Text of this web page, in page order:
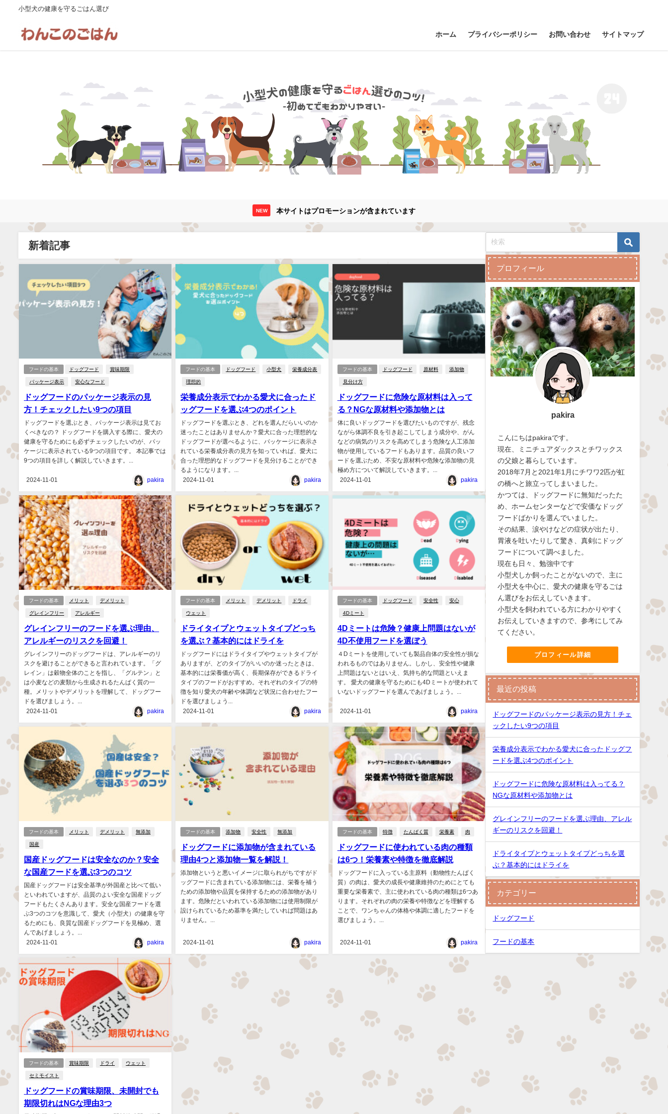
小型犬の健康を守るごはん選び
ホーム プライバシーポリシー お問い合わせ サイトマップ
NEW 本サイトはプロモーションが含まれています
新着記事
フードの基本 ドッグフード 賞味期限
パッケージ表示 安心なフード
ドッグフードのパッケージ表示の見
方！チェックしたい9つの項目
ドッグフードを選ぶとき、パッケージ表示は見てお
くべきなの？ ドッグフードを購入する際に、愛犬の
健康を守るためにも必ずチェックしたいのが、パッ
ケージに表示されている9つの項目です。 本記事では
9つの項目を詳しく解説していきます。...
2024-11-01 pakira
フードの基本 ドッグフード 小型犬 栄養成分表
理想的
栄養成分表示でわかる愛犬に合ったド
ッグフードを選ぶ4つのポイント
ドッグフードを選ぶとき、どれを選んだらいいのか
迷ったことはありませんか？愛犬に合った理想的な
ドッグフードが選べるように、パッケージに表示さ
れている栄養成分表の見方を知っていれば、愛犬に
合った理想的なドッグフードを見分けることができ
るようになります。...
2024-11-01
pakira
フードの基本 ドッグフード 原材料 添加物
見分け方
ドッグフードに危険な原材料は入って
る？NGな原材料や添加物とは
体に良いドッグフードを選びたいものですが、残念
ながら体調不良を引き起こしてしまう成分や、がん
などの病気のリスクを高めてしまう危険な人工添加
物が使用しているフードもあります。品質の良いフ
ードを選ぶため、不安な原材料や危険な添加物の見
極め方について解説していきます。...
2024-11-01
pakira
フードの基本 メリット デメリット
グレインフリー アレルギー
グレインフリーのフードを選ぶ理由、
アレルギーのリスクを回避！
グレインフリーのドッグフードは、アレルギーのリ
スクを避けることができると言われています。「グ
レイン」は穀物全体のことを指し、「グルテン」と
は小麦などの麦類から生成されるたんぱく質の一
種。メリットやデメリットを理解して、ドッグフー
ドを選びましょう。...
2024-11-01
pakira
フードの基本 メリット デメリット ドライ
ウェット
ドライタイプとウェットタイプどっち
を選ぶ？基本的にはドライを
ドッグフードにはドライタイプやウェットタイプが
ありますが、どのタイプがいいのか迷ったときは、
基本的には栄養価が高く、長期保存ができるドライ
タイプのフードがおすすめ。それぞれのタイプの特
徴を知り愛犬の年齢や体調など状況に合わせたフー
ドを選びましょう...
2024-11-01
pakira
フードの基本 ドッグフード 安全性 安心
4Dミート
4Dミートは危険？健康上問題はないが
4D不使用フードを選ぼう
４Dミートを使用していても製品自体の安全性が損な
われるものではありません。しかし、安全性や健康
上問題はないとはいえ、気持ち的な問題といえま
す。 愛犬の健康を守るためにも4Dミートが使われて
いないドッグフードを選んであげましょう。...
2024-11-01 pakira
フードの基本 メリット デメリット 無添加
国産
国産ドッグフードは安全なのか？安全
な国産フードを選ぶ3つのコツ
国産ドッグフードは安全基準が外国産と比べて低い
といわれていますが、品質のよい安全な国産ドッグ
フードもたくさんあります。安全な国産フードを選
ぶ3つのコツを意識して、愛犬（小型犬）の健康を守
るためにも、良質な国産ドッグフードを見極め、選
んであげましょう。...
2024-11-01
pakira
フードの基本 添加物 安全性 無添加
ドッグフードに添加物が含まれている
理由4つと添加物一覧を解説！
添加物というと悪いイメージに取られがちですがド
ッグフードに含まれている添加物には、栄養を補う
ための添加物や品質を保持するための添加物があり
ます。危険だといわれている添加物には使用制限が
設けられているため基準を満たしていれば問題はあ
りません。...
2024-11-01 pakira
フードの基本 特徴 たんぱく質 栄養素 肉
ドッグフードに使われている肉の種類
は6つ！栄養素や特徴を徹底解説
ドッグフードに入っている主原料（動物性たんぱく
質）の肉は、愛犬の成長や健康維持のためにとても
重要な栄養素で、主に使われている肉の種類は6つあ
ります。それぞれの肉の栄養や特徴などを理解する
ことで、ワンちゃんの体格や体調に適したフードを
選びましょう。...
2024-11-01 pakira
フードの基本 賞味期限 ドライ ウェット
セミモイスト
ドッグフードの賞味期限、未開封でも
期限切れはNGな理由3つ
プロフィール
pakira
こんにちはpakiraです。
現在、ミニチュアダックスとチワックス
の父娘と暮らしています。
2018年7月と2021年1月にチワワ2匹が虹
の橋へと旅立ってしまいました。
かつては、ドッグフードに無知だったた
め、ホームセンターなどで安価なドッグ
フードばかりを選んでいました。
その結果、涙やけなどの症状が出たり、
胃液を吐いたりして驚き、真剣にドッグ
フードについて調べました。
現在も日々、勉強中です
小型犬しか飼ったことがないので、主に
小型犬を中心に、愛犬の健康を守るごは
ん選びをお伝えしていきます。
小型犬を飼われている方にわかりやすく
お伝えしていきますので、参考にしてみ
てください。
プロフィール詳細
最近の投稿
ドッグフードのパッケージ表示の見方！チェ
ックしたい9つの項目
栄養成分表示でわかる愛犬に合ったドッグフ
ードを選ぶ4つのポイント
ドッグフードに危険な原材料は入ってる？
NGな原材料や添加物とは
グレインフリーのフードを選ぶ理由、アレル
ギーのリスクを回避！
ドライタイプとウェットタイプどっちを選
ぶ？基本的にはドライを
カテゴリー
ドッグフード
フードの基本